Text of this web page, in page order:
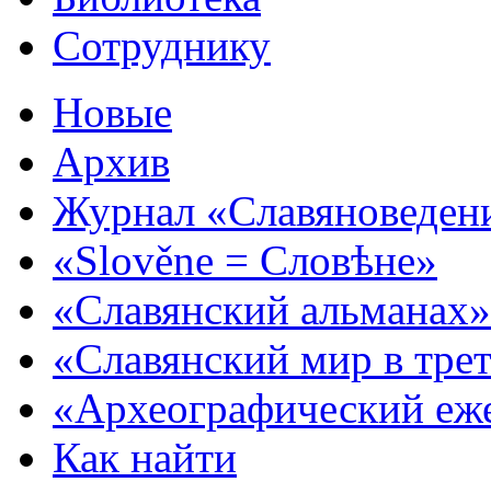
Сотруднику
Новые
Архив
Журнал
«Slověne = Словѣне»
«Славянский альманах»
«Славянский мир в
«Археографический
Как найти